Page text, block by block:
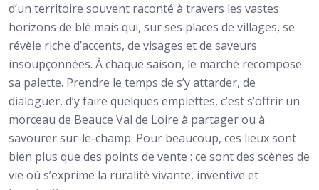
d’un territoire souvent raconté à travers les vastes
horizons de blé mais qui, sur ses places de villages, se
révèle riche d’accents, de visages et de saveurs
insoupçonnées. À chaque saison, le marché recompose
sa palette. Prendre le temps de s’y attarder, de
dialoguer, d’y faire quelques emplettes, c’est s’offrir un
morceau de Beauce Val de Loire à partager ou à
savourer sur-le-champ. Pour beaucoup, ces lieux sont
bien plus que des points de vente : ce sont des scènes de
vie où s’exprime la ruralité vivante, inventive et